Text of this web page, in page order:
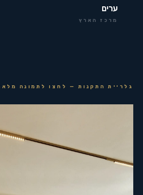
ערים
מרכז הארץ
גלריית התקנות — לחצו לתמונה